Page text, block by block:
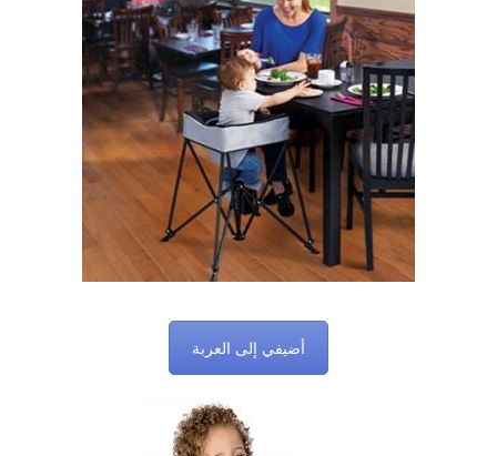
أضيفي إلى العربة